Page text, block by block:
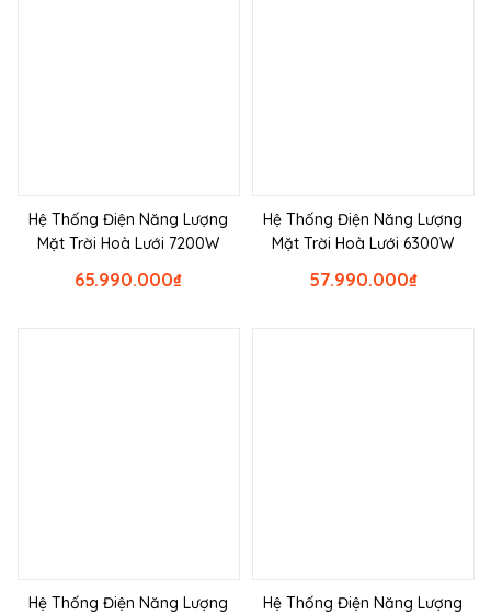
Hệ Thống Điện Năng Lượng
Mặt Trời Hoà Lưới 7200W
₫
65.990.000
Hệ Thống Điện Năng Lượng
Mặt Trời Hoà Lưới 6300W
₫
57.990.000
Hệ Thống Điện Năng Lượng
Hệ Thống Điện Năng Lượng